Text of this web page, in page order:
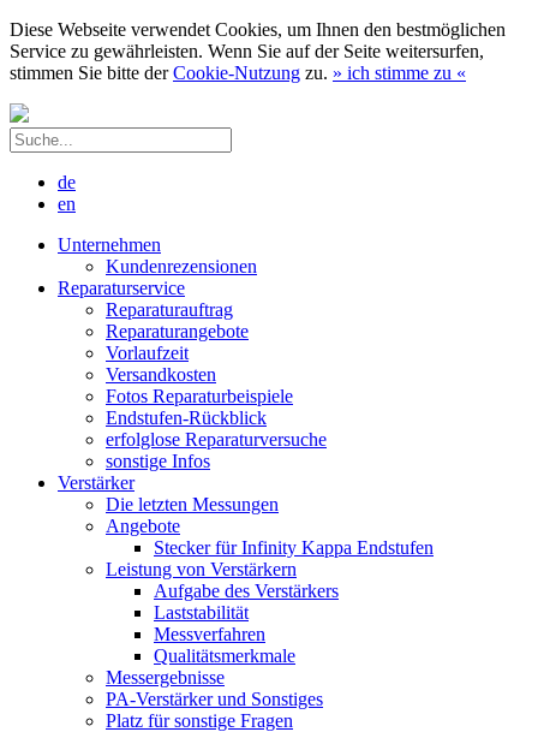
Diese Webseite verwendet Cookies, um Ihnen den bestmöglichen
Service zu gewährleisten. Wenn Sie auf der Seite weitersurfen,
stimmen Sie bitte derCookie-Nutzung zu. » ich stimme zu «
de
en
Unternehmen
Kundenrezensionen
Reparaturservice
Reparaturauftrag
Reparaturangebote
Vorlaufzeit
Versandkosten
Fotos Reparaturbeispiele
Endstufen-Rückblick
erfolglose Reparaturversuche
sonstige Infos
Verstärker
Die letzten Messungen
Angebote
Stecker für Infinity Kappa Endstufen
Leistung von Verstärkern
Aufgabe des Verstärkers
Laststabilität
Messverfahren
Qualitätsmerkmale
Messergebnisse
PA-Verstärker und Sonstiges
Platz für sonstige Fragen